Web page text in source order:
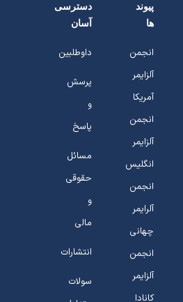
پیوند
ها
انجمن
آلزایمر
آمریکا
انجمن
آلزایمر
انگلیس
انجمن
آلرایمر
چهانی
انجمن
آلزایمر
کانادا
دسترسی
آسان
داوطلبین
پرسش
و
پاسخ
مسائل
حقوقی
و
مالی
انتشارات
سولات